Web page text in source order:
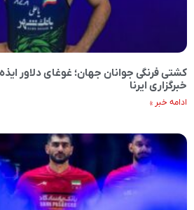
کشتی فرنگی جوانان جهان؛ غوغای دلاور
خبرگزاری ایرنا
ادامه خبر »